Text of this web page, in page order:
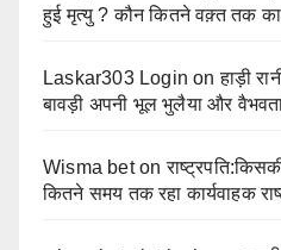
हुई मृत्यु ? कौन कितने वक़्त तक
Laskar303 Login onहाड़ी
बावड़ी अपनी भूल भुलैया और
Wisma beton
कितने समय तक रहा कार्यवाहक